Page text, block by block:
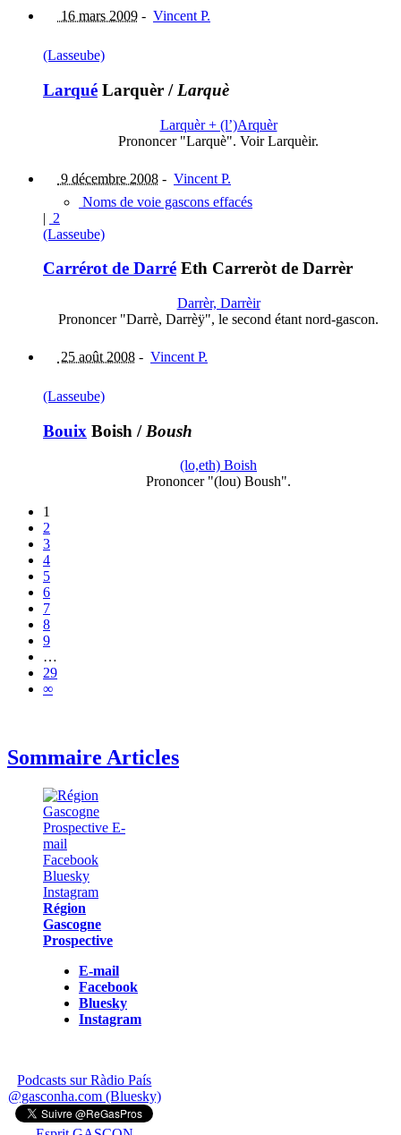
16 mars 2009 - Vincent P.
(Lasseube)
Larqué Larquèr / Larquè
Larquèr + (l’)Arquèr
Prononcer "Larquè". Voir Larquèir.
9 décembre 2008 - Vincent P.
Noms de voie gascons effacés
| 2
(Lasseube)
Carrérot de Darré Eth Carreròt de Darrèr
Darrèr, Darrèir
Prononcer "Darrè, Darrèÿ", le second étant nord-gascon.
25 août 2008 - Vincent P.
(Lasseube)
Bouix Boish / Boush
(lo,eth) Boish
Prononcer "(lou) Boush".
1
2
3
4
5
6
7
8
9
…
29
∞
Sommaire Articles
Région
Gascogne
Prospective
E-mail
Facebook
Bluesky
Instagram
Podcasts sur Ràdio País
@gasconha.com (Bluesky)